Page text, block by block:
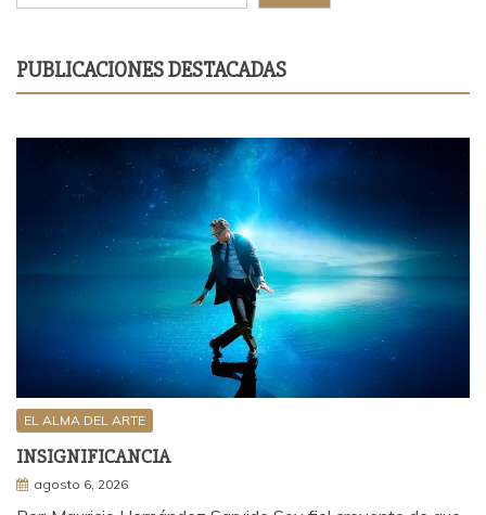
PUBLICACIONES DESTACADAS
EL ALMA DEL ARTE
INSIGNIFICANCIA
agosto 6, 2026